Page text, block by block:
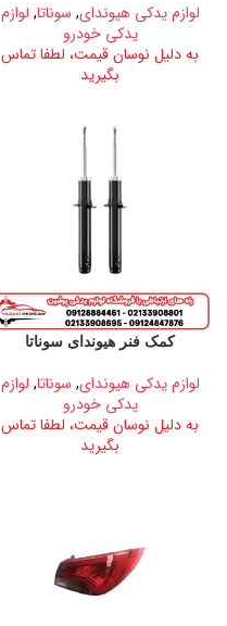
لوازم یدکی هیوندای, سوناتا, لوازم
یدکی خودرو
به دلیل نوسان قیمت، لطفا تماس
بگیرید
کمک فنر هیوندای سوناتا
لوازم یدکی هیوندای, سوناتا, لوازم
یدکی خودرو
به دلیل نوسان قیمت، لطفا تماس
بگیرید